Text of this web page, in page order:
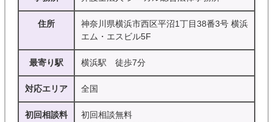
住所
神奈川県横浜市西区平沼1丁目38番3号 横浜
エム・エスビル5F
最寄り駅 横浜駅 徒歩7分
対応エリア 全国
初回相談料
初回相談無料